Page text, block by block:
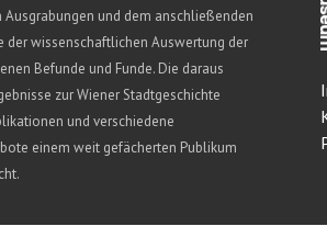
Ausgrabungen und dem anschließenden
der wissenschaftlichen Auswertung der
Befunde und Funde. Die daraus
zur Wiener Stadtgeschichte
und verschiedene
einem weit gefächerten Publikum